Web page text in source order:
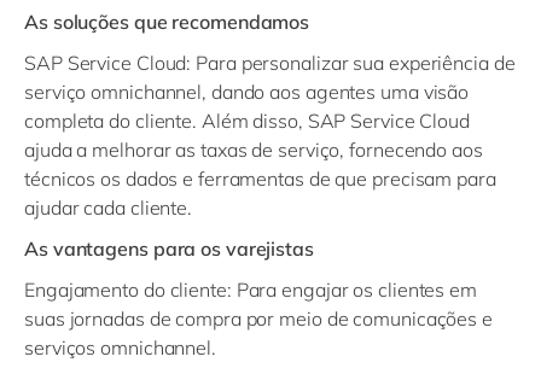
a análise de varejo e os recursos de planejamento.
Promocionais: Calcular os preços de venda e ofertas
respectivos canais de venda.
Gerenciamento e processamento de pedidos de
vendas: Para dar suporte ao processamento de pedidos
sem atrito, desde cotações até dinheiro.
Faturamento de vendas: Para gerenciar todo o ciclo de
vida dos pedidos de vendas para um faturamento mais
rápido com menos esforço administrativo.
reembolsos: Agilizar o processamento de reclamações
e devoluções com uma gestão otimizada de
reclamações e devoluções.
As soluções que recomendamos
SAP Service Cloud: Para personalizar sua experiência de
serviço omnichannel, dando aos agentes uma visão
completa do cliente. Além disso, SAP Service Cloud
ajuda a melhorar as taxas de serviço, fornecendo aos
técnicos os dados e ferramentas de que precisam para
ajudar cada cliente.
As vantagens para os varejistas
Engajamento do cliente: Para engajar os clientes em
suas jornadas de compra por meio de comunicações e
serviços omnichannel.